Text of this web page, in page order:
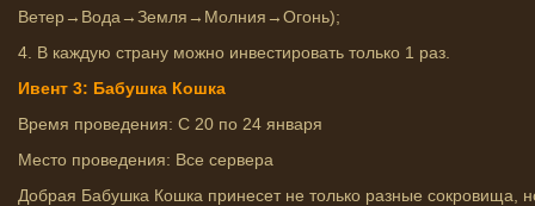
Ветер→Вода→Земля→Молния→Огонь);
4. В каждую страну можно инвестировать только 1 раз.
Ивент 3: Бабушка Кошка
Время проведения: С 20 по 24 января
Место проведения: Все сервера
Добрая Бабушка Кошка принесет не только разные сокровища,